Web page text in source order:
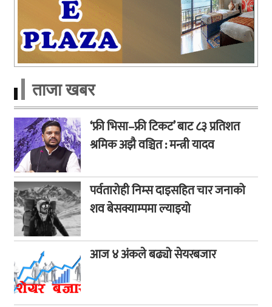
ताजा खबर
‘फ्री भिसा–फ्री टिकट’ बाट ८३ प्रतिशत
श्रमिक अझै वञ्चित : मन्त्री यादव
पर्वतारोही निम्स दाइसहित चार जनाको
शव बेसक्याम्पमा ल्याइयो
आज ४ अंकले बढ्यो सेयरबजार